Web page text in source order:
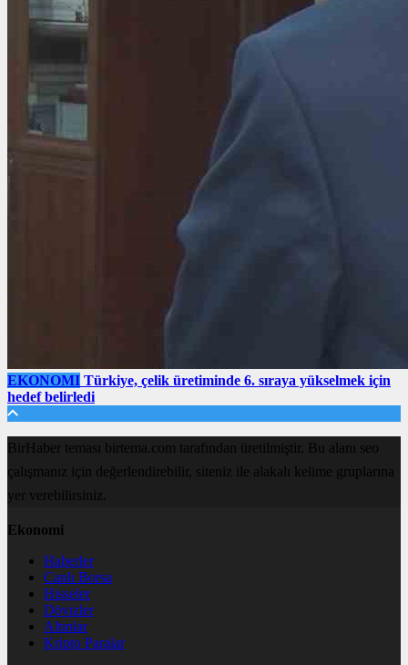
EKONOMI Türkiye, çelik üretiminde 6. sıraya yükselmek için
hedef belirledi
BirHaber teması birtema.com tarafından üretilmiştir. Bu alanı seo
çalışmanız için değerlendirebilir, siteniz ile alakalı kelime gruplarına
yer verebilirsiniz.
Ekonomi
Haberler
Canlı Borsa
Hisseler
Dövizler
Altınlar
Kripto Paralar